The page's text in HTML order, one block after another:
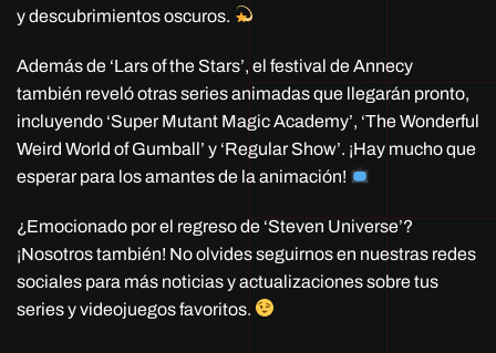
y descubrimientos oscuros.
Además de ‘Lars of the Stars’, el festival de Annecy
también reveló otras series animadas que llegarán pronto,
incluyendo ‘Super Mutant Magic Academy’, ‘The Wonderful
Weird World of Gumball’ y ‘Regular Show’. ¡Hay mucho que
esperar para los amantes de la animación!
¿Emocionado por el regreso de ‘Steven Universe’?
¡Nosotros también! No olvides seguirnos en nuestras redes
sociales para más noticias y actualizaciones sobre tus
series y videojuegos favoritos.